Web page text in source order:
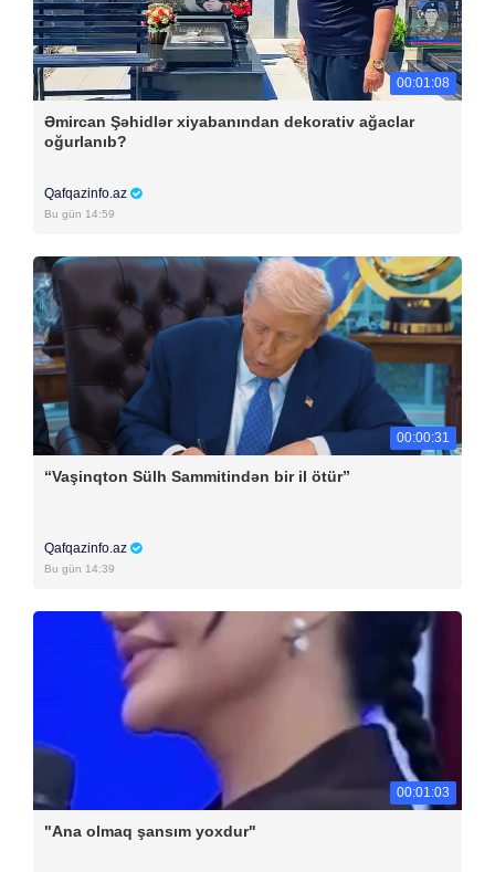
00:01:08
Əmircan Şəhidlər xiyabanından dekorativ ağaclar
oğurlanıb?
Qafqazinfo.az
Bu gün 14:59
00:00:31
“Vaşinqton Sülh Sammitindən bir il ötür”
Qafqazinfo.az
Bu gün 14:39
00:01:03
"Ana olmaq şansım yoxdur"